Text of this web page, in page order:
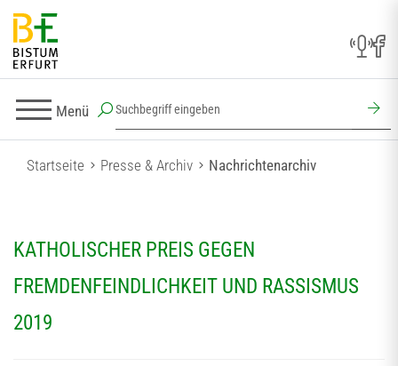
Menü
Startseite Presse & Archiv Nachrichtenarchiv
KATHOLISCHER PREIS GEGEN
FREMDENFEINDLICHKEIT UND RASSISMUS
2019